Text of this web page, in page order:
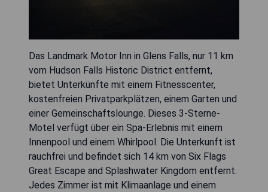
Das Landmark Motor Inn in Glens Falls, nur 11 km
vom Hudson Falls Historic District entfernt,
bietet Unterkünfte mit einem Fitnesscenter,
kostenfreien Privatparkplätzen, einem Garten und
einer Gemeinschaftslounge. Dieses 3-Sterne-
Motel verfügt über ein Spa-Erlebnis mit einem
Innenpool und einem Whirlpool. Die Unterkunft ist
rauchfrei und befindet sich 14 km von Six Flags
Great Escape and Splashwater Kingdom entfernt.
Jedes Zimmer ist mit Klimaanlage und einem